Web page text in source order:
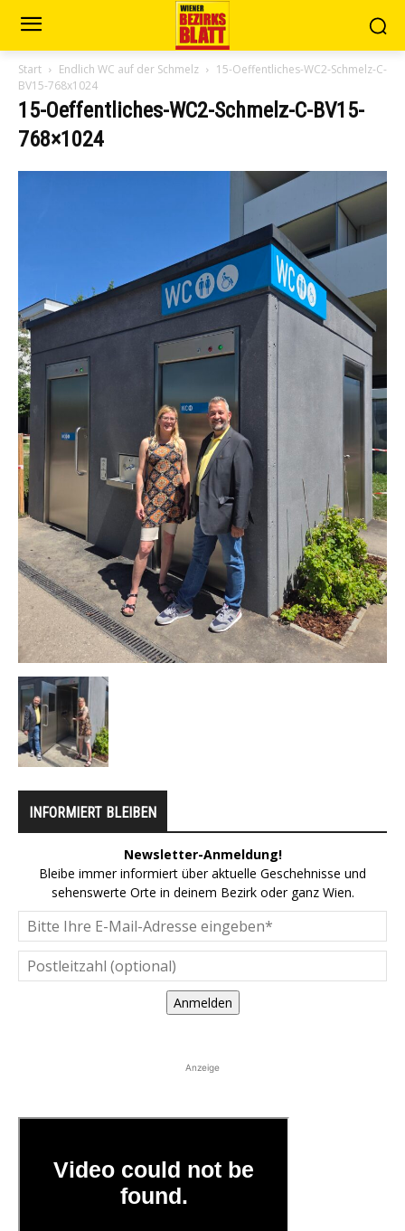
Start Endlich WC auf der Schmelz
15-Oeffentliches-WC2-Schmelz-C-
BV15-768x1024
15-Oeffentliches-WC2-Schmelz-C-BV15-
768×1024
INFORMIERT BLEIBEN
Newsletter-Anmeldung!
Bleibe immer informiert über aktuelle Geschehnisse und
sehenswerte Orte in deinem Bezirk oder ganz Wien.
Anmelden
Anzeige